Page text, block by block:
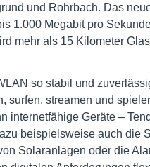
und Rohrbach. Das
1.000 Megabit pro
mehr als 15 Kilometer
so stabil und
surfen, streamen und
internetfähige Geräte –
beispielsweise auch die
Solaranlagen oder die